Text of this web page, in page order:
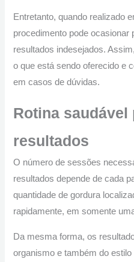
Entretanto, quando realizado
procedimento pode
resultados indesejados.
o que está sendo oferecido e
em casos de dúvidas.
Rotina saudável
resultados
O número de sessões
resultados depende de cada
quantidade de gordura
rapidamente, em somente
Da mesma forma, os
organismo e também do